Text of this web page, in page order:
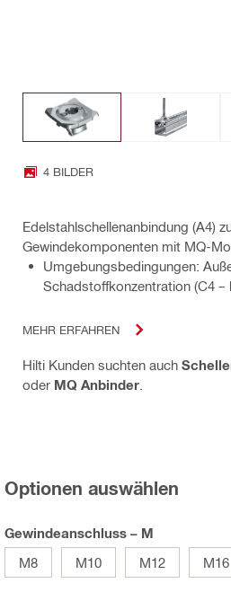
4 BILDER
Edelstahlschellenanbindung (A4)
Gewindekomponenten mit MQ-
Umgebungsbedingungen:
Schadstoffkonzentration (C4 –
MEHR ERFAHREN
Hilti Kunden suchten auch
oder MQ Anbinder
Optionen auswählen
Gewindeanschluss – M
M8
M10 M12 M16